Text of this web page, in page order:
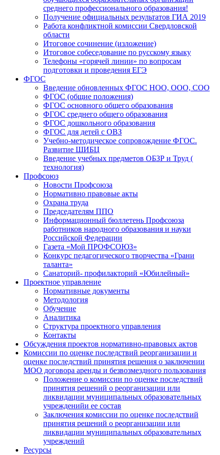
среднего профессионального образования!
Получение официальных результатов ГИА 2019
Работа конфликтной комиссии Свердловской
области
Итоговое сочинение (изложение)
Итоговое собеседование по русскому языку
Телефоны «горячей линии» по вопросам
подготовки и проведения ЕГЭ
ФГОС
Введение обновленных ФГОС НОО, ООО, СОО
ФГОС (общие положения)
ФГОС основного общего образования
ФГОС среднего общего образования
ФГОС дошкольного образования
ФГОС для детей с ОВЗ
Учебно-методическое сопровождение ФГОС.
Развитие ШИБЦ
Введение учебных предметов ОБЗР и Труд (
технология)
Профсоюз
Новости Профсоюза
Нормативно правовые акты
Охрана труда
Председателям ППО
Информационный бюллетень Профсоюза
работников народного образования и науки
Российской Федерации
Газета «Мой ПРОФСОЮЗ»
Конкурс педагогического творчества «Грани
таланта»
Санаторий- профилакторий «Юбилейный»
Проектное управление
Нормативные документы
Методология
Обучение
Аналитика
Структура проектного управления
Контакты
Обсуждения проектов нормативно-правовых актов
Комиссии по оценке последствий реорганизации и
оценке последствий принятия решения о заключении
МОО договора аренды и безвозмездного пользования
Положение о комиссии по оценке последствий
принятия решений о реорганизации или
ликвидации муниципальных образовательных
учрежденийи ее состав
Заключения комиссии по оценке последствий
принятия решений о реорганизации или
ликвидации муниципальных образовательных
учреждений
Ресурсы